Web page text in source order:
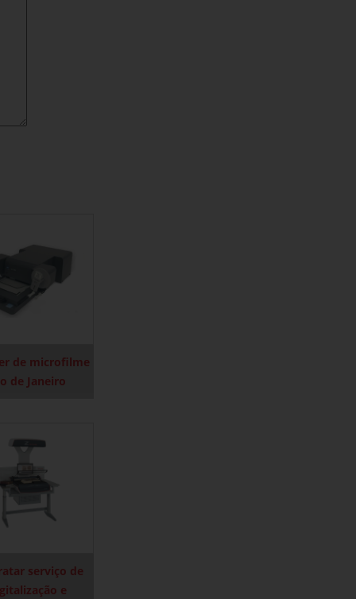
de microfilme
de Janeiro
serviço de
e